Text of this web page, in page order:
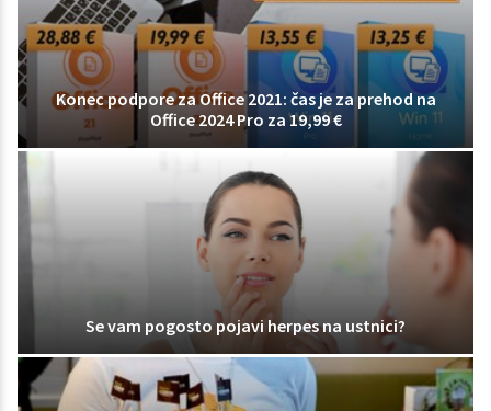
Konec podpore za Office 2021: čas je za prehod na
Office 2024 Pro za 19,99 €
Se vam pogosto pojavi herpes na ustnici?